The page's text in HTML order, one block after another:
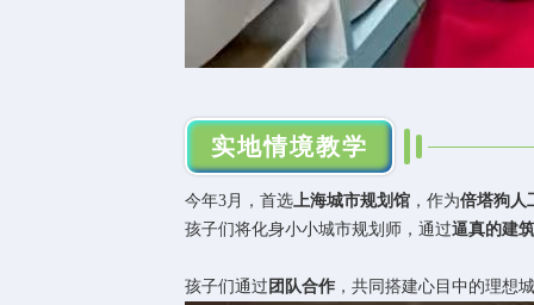
实地情境教学
今年3月，首选上海城市规划馆 ，作为倍塔狗人
孩子们将化身小小城市规划师，通过逼真的建
孩子们通过 团队合作 ，共同搭建心目中的理想